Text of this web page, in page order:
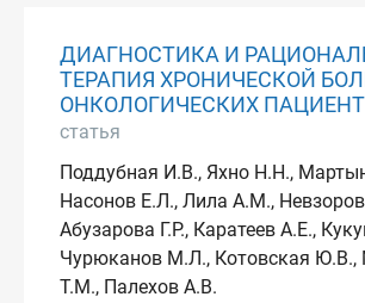
ДИАГНОСТИКА И
ТЕРАПИЯ ХРОНИЧЕСКОЙ
ОНКОЛОГИЧЕСКИХ
статья
Поддубная И.В., Яхно Н.Н.,
Насонов Е.Л., Лила А.М.,
Абузарова Г.Р., Каратеев А.Е.,
Чурюканов М.Л., Котовская Ю.В.,
Т.М., Палехов А.В.